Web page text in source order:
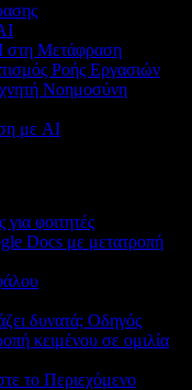
στη Μετάφραση
Ροής Εργασιών
Νοημοσύνη
με AI
φοιτητές
Docs με μετατροπή
δυνατά; Οδηγός
κειμένου σε ομιλία
το Περιεχόμενο